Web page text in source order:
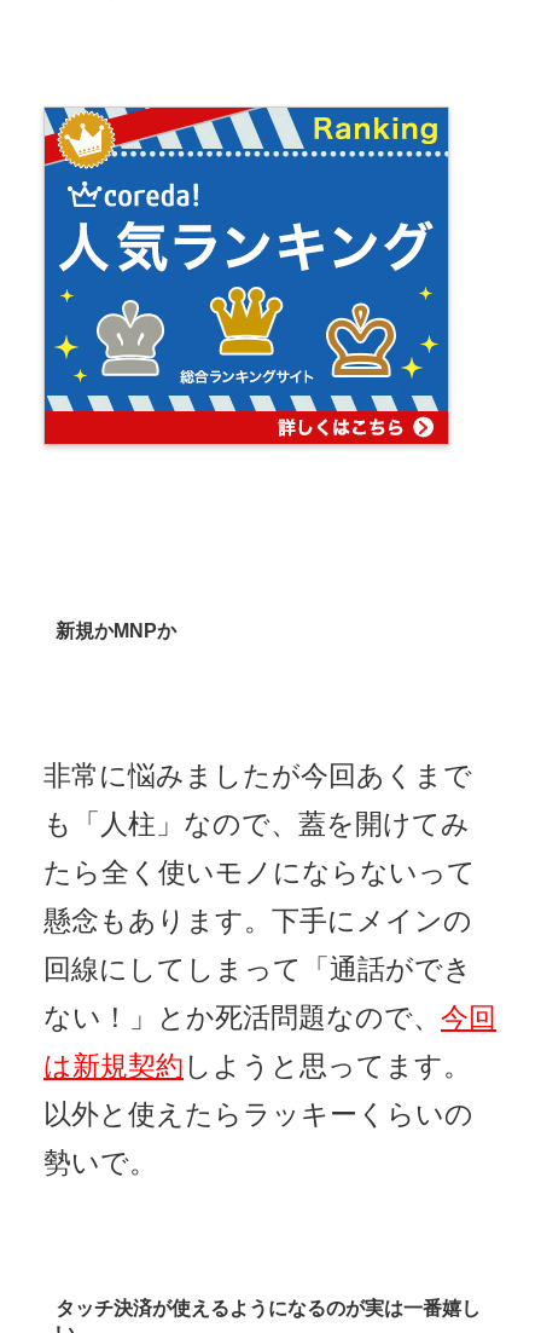
新規かMNPか
非常に悩みましたが今回あくまで
も「人柱」なので、蓋を開けてみ
たら全く使いモノにならないって
懸念もあります。下手にメインの
回線にしてしまって「通話ができ
ない！」とか死活問題なので、 今回
は新規契約 しようと思ってます。
以外と使えたらラッキーくらいの
勢いで。
タッチ決済が使えるようになるのが実は一番嬉し